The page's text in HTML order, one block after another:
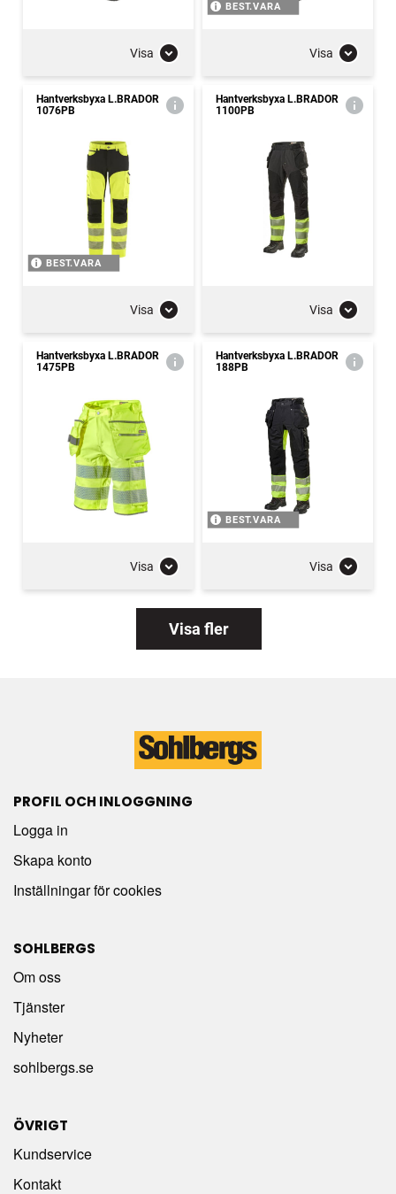
Visa
BEST.VARA
Visa
Hantverksbyxa L.BRADOR
1076PB
BEST.VARA
Visa
Hantverksbyxa L.BRADOR
1100PB
Visa
Hantverksbyxa L.BRADOR
1475PB
Visa
Hantverksbyxa L.BRADOR
188PB
BEST.VARA
Visa
Visa fler
PROFIL OCH INLOGGNING
Logga in
Skapa konto
Inställningar för cookies
SOHLBERGS
Om oss
Tjänster
Nyheter
sohlbergs.se
ÖVRIGT
Kundservice
Kontakt